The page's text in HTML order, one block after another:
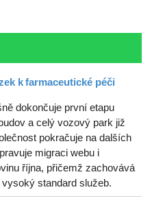
k farmaceutické péči
dokončuje první etapu
a celý vozový park již
pokračuje na dalších
migraci webu i
října, přičemž zachovává
standard služeb.